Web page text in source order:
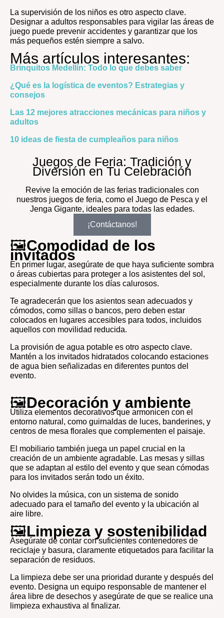
La supervisión de los niños es otro aspecto clave.
Designar a adultos responsables para vigilar las áreas de
juego puede prevenir accidentes y garantizar que los
más pequeños estén siempre a salvo.
Más artículos interesantes:
Brinquitos Medellín: Todo lo que debes saber
¿Qué es la logística de eventos? Estrategias y
consejos
Las 12 mejores atracciones mecánicas para niños y
adultos
10 ideas de fiesta de cumpleaños para niños
Juegos de Feria: Tradición y
Diversión en Tu Celebración
Revive la emoción de las ferias tradicionales con
nuestros juegos de feria, como el Juego de Pesca y el
Jenga Gigante, ideales para todas las edades.
¡Contáctanos!
🖼️Comodidad de los
invitados
En primer lugar, asegúrate de que haya suficiente sombra
o áreas cubiertas para proteger a los asistentes del sol,
especialmente durante los días calurosos.
Te agradecerán que los asientos sean adecuados y
cómodos, como sillas o bancos, pero deben estar
colocados en lugares accesibles para todos, incluidos
aquellos con movilidad reducida.
La provisión de agua potable es otro aspecto clave.
Mantén a los invitados hidratados colocando estaciones
de agua bien señalizadas en diferentes puntos del
evento.
🖼️Decoración y ambiente
Utiliza elementos decorativos que armonicen con el
entorno natural, como guirnaldas de luces, banderines, y
centros de mesa florales que complementen el paisaje.
El mobiliario también juega un papel crucial en la
creación de un ambiente agradable. Las mesas y sillas
que se adaptan al estilo del evento y que sean cómodas
para los invitados serán todo un éxito.
No olvides la música, con un sistema de sonido
adecuado para el tamaño del evento y la ubicación al
aire libre.
🖼️Limpieza y sostenibilidad
Asegúrate de contar con suficientes contenedores de
reciclaje y basura, claramente etiquetados para facilitar la
separación de residuos.
La limpieza debe ser una prioridad durante y después del
evento. Designa un equipo responsable de mantener el
área libre de desechos y asegúrate de que se realice una
limpieza exhaustiva al finalizar.